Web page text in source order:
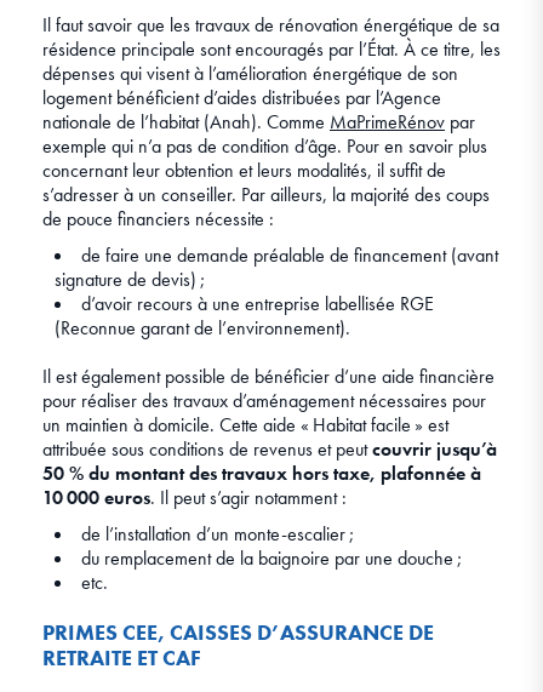
Il faut savoir que les travaux de rénovation énergétique de sa
résidence principale sont encouragés par l’État. À ce titre, les
dépenses qui visent à l’amélioration énergétique de son
logement bénéficient d’aides distribuées par l’Agence
nationale de l’habitat (Anah). Comme MaPrimeRénov par
exemple qui n’a pas de condition d’âge. Pour en savoir plus
concernant leur obtention et leurs modalités, il suffit de
s’adresser à un conseiller. Par ailleurs, la majorité des coups
de pouce financiers nécessite :
de faire une demande préalable de financement (avant
signature de devis) ;
d’avoir recours à une entreprise labellisée RGE
(Reconnue garant de l’environnement).
Il est également possible de bénéficier d’une aide financière
pour réaliser des travaux d’aménagement nécessaires pour
un maintien à domicile. Cette aide « Habitat facile » est
attribuée sous conditions de revenus et peutcouvrir jusqu’à
50 % du montant des travaux hors taxe, plafonnée à
10 000 euros. Il peut s’agir notamment :
de l’installation d’un monte-escalier ;
du remplacement de la baignoire par une douche ;
etc.
PRIMES CEE, CAISSES D’ASSURANCE DE
RETRAITE ET CAF